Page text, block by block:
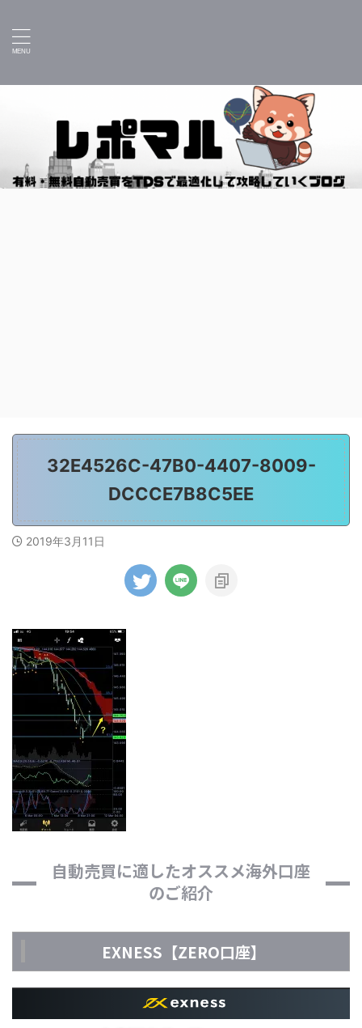
32E4526C-47B0-4407-8009-
DCCCE7B8C5EE
2019年3月11日
自動売買に適したオススメ海外口座
のご紹介
EXNESS【ZERO口座】